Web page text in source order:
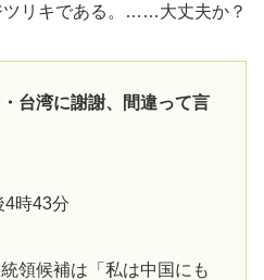
ツリキである。……大丈夫か？
台湾に謝謝、間違って言
時43分
領候補は「私は中国にも